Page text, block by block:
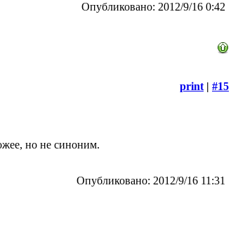
Опубликовано: 2012/9/16 0:42
print | #15
но не синоним.
Опубликовано: 2012/9/16 11:31